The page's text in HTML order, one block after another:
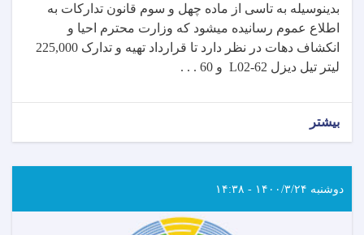
بدینوسیله به تاسی از ماده چهل و سوم قانون تدارکات به
اطلاع عموم رسانیده میشود که وزارت محترم احیا و
انکشاف دهات در نظر دارد تا قرارداد
تهیه و تدارک 225,000
لیتر تیل دیزل L02-62 و 60 . . .
بیشتر
دوشنبه ۱۴۰۰/۳/۲۴ - ۱۴:۳۸